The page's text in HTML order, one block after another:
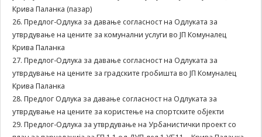
Крива Паланка (пазар)
26. Предлог-Одлука за давање согласност на Одлуката за
утврдување на цените за комунални услуги во ЈП Комуналец
Крива Паланка
27. Предлог-Одлука за давање согласност на Одлуката за
утврдување на цените за градските гробишта во ЈП Комуналец
Крива Паланка
28. Предлог Одлука за давање согласност на Одлуката за
утврдување на цените за користење на спортските објекти
29. Предлог-Одлука за утврдување на Урбанистички проект со
will
disappear
website.
Marketing
By sharing
your
interests and